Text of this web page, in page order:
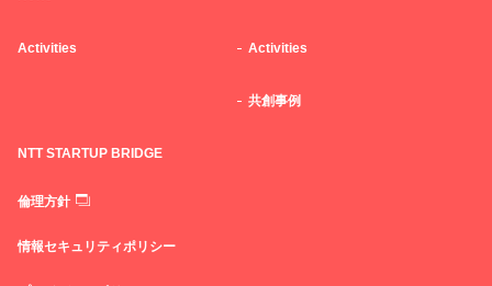
Activities Activities
共創事例
NTT STARTUP BRIDGE
倫理方針
情報セキュリティポリシー